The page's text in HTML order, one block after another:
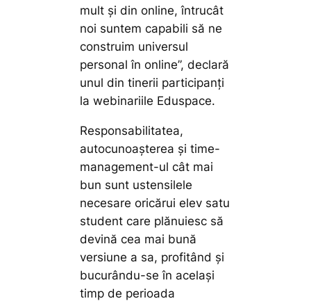
mult și din online, întrucât
noi suntem capabili să ne
construim universul
personal în online”, declară
unul din tinerii participanți
la webinariile Eduspace.
Responsabilitatea,
autocunoașterea și time-
management-ul cât mai
bun sunt ustensilele
necesare oricărui elev satu
student care plănuiesc să
devină cea mai bună
versiune a sa, profitând și
bucurându-se în același
timp de perioada